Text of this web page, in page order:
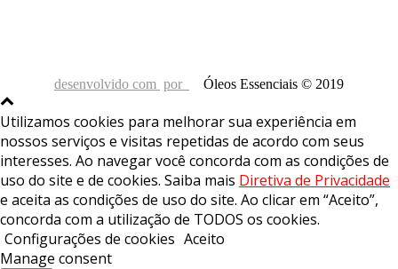
desenvolvido com por Óleos Essenciais © 2019
Utilizamos cookies para melhorar sua experiência em
nossos serviços e visitas repetidas de acordo com seus
interesses. Ao navegar você concorda com as condições de
uso do site e de cookies. Saiba mais Diretiva de Privacidade
e aceita as condições de uso do site. Ao clicar em “Aceito”,
concorda com a utilização de TODOS os cookies.
Configurações de cookies Aceito
Manage consent